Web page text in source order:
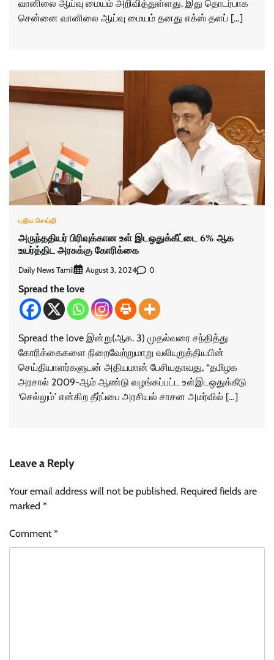
வானிலை ஆய்வு மையம் அறிவித்துள்ளது. இது தொடர்பாக
சென்னை வானிலை ஆய்வு மையம் தனது எக்ஸ் தளப் […]
புதிய செய்தி
அருந்ததியர் பிரிவுக்கான உள் இடஒதுக்கீட்டை 6% ஆக
உயர்த்திட அரசுக்கு கோரிக்கை
Daily News Tamil August 3, 2024 0
Spread the love
Spread the love இன்று(ஆக. 3) முதல்வரை சந்தித்து
கோரிக்கைகளை நிறைவேற்றுமாறு வலியுறுத்தியபின்
செய்தியாளர்களுடன் அதியமான் பேசியதாவது, “தமிழக
அரசால் 2009-ஆம் ஆண்டு வழங்கப்பட்ட உள்இடஒதுக்கீடு
‘செல்லும்’ என்கிற தீர்ப்பை அரசியல் சாசன அமர்வில் […]
Leave a Reply
Your email address will not be published. Required fields are
marked *
Comment*